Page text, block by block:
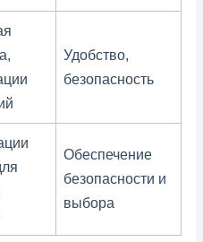
Удобство,
безопасность
Обеспечение
безопасности и
выбора